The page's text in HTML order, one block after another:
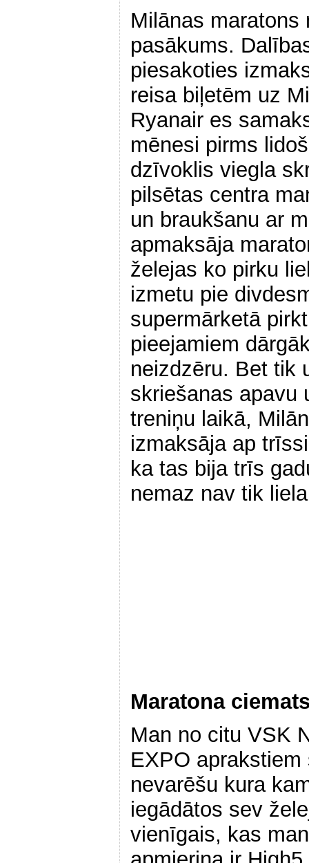
Milānas maratons
pasākums.
piesakoties
reisa biļetēm uz
Ryanair es
mēnesi pirms
dzīvoklis viegla
pilsētas centra
un braukšanu ar
apmaksāja
želejas ko pirku
izmetu pie
supermārketā
pieejamiem
neizdzēru. Bet tik
skriešanas apavu
treniņu laikā,
izmaksāja ap
ka tas bija trīs
nemaz nav tik
Maratona
Man no citu VSK
EXPO
nevarēšu kura
iegādātos sev
vienīgais, kas